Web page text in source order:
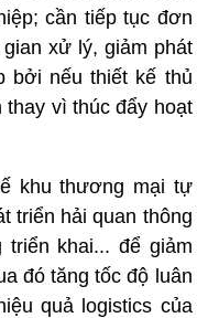
cần tiếp tục đơn
xử lý, giảm phát
bởi nếu thiết kế thủ
vì thúc đẩy hoạt
khu thương mại tự
triển hải quan thông
triển khai... để giảm
đó tăng tốc độ luân
quả logistics của